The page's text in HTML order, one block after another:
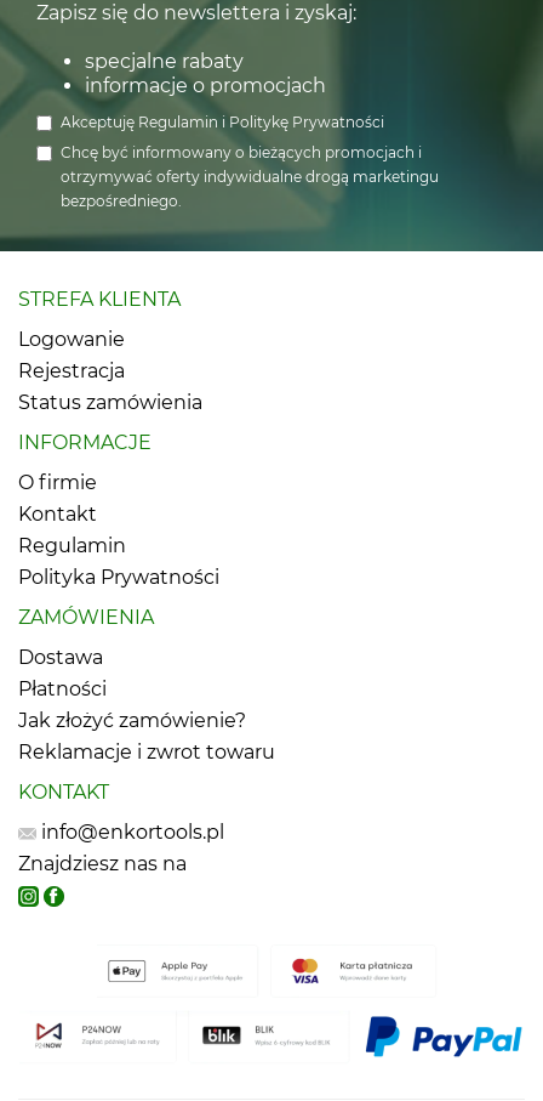
Zapisz się do newslettera i zyskaj:
specjalne rabaty
informacje o promocjach
Akceptuję Regulamin i Politykę Prywatności
Chcę być informowany o bieżących promocjach i
otrzymywać oferty indywidualne drogą marketingu
bezpośredniego.
STREFA KLIENTA
Logowanie
Rejestracja
Status zamówienia
INFORMACJE
O firmie
Kontakt
Regulamin
Polityka Prywatności
ZAMÓWIENIA
Dostawa
Płatności
Jak złożyć zamówienie?
Reklamacje i zwrot towaru
KONTAKT
info@enkortools.pl
Znajdziesz nas na